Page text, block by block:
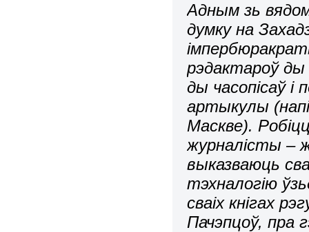
Адным зь
думку на
рэдактароў ды
ды часопісаў і
артыкулы
Маскве).
журналісты –
выказваюць
тэхналогію
сваіх кнігах
Пачэпцоў, пра